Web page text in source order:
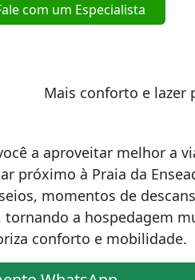
com um Especialista
Mais conforto e lazer
a aproveitar melhor a
próximo à Praia da
momentos de
a hospedagem
conforto e mobilidade.